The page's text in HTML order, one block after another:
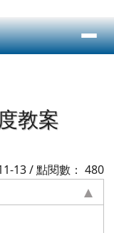
資訊網
教案
13 / 點閱數： 480